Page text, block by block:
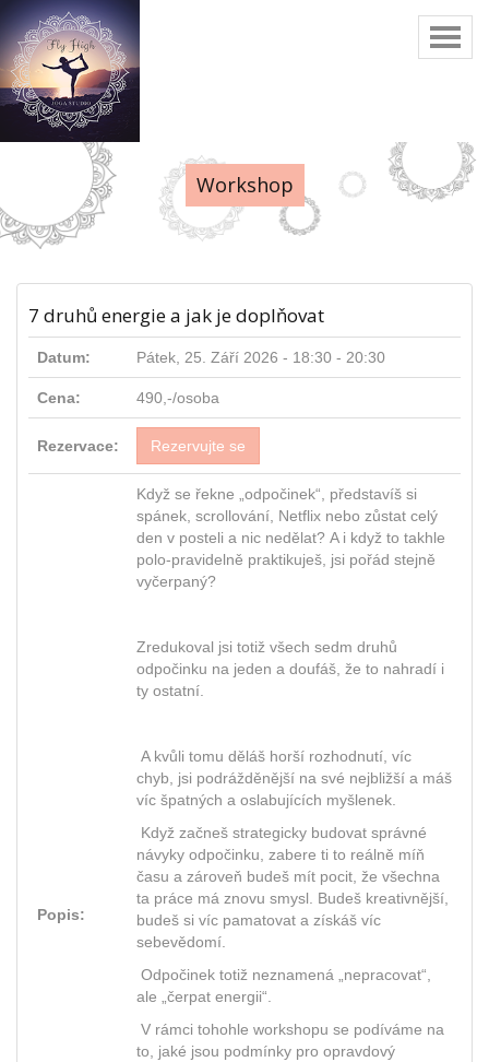
Toggle
Workshop
7 druhů energie a jak je doplňovat
Datum: Pátek, 25. Září 2026 - 18:30 - 20:30
Cena: 490,-/osoba
Rezervace: Rezervujte se
Popis:
Když se řekne „odpočinek“, představíš si
spánek, scrollování, Netflix nebo zůstat celý
den v posteli a nic nedělat? A i když to takhle
polo-pravidelně praktikuješ, jsi pořád stejně
vyčerpaný?
Zredukoval jsi totiž všech sedm druhů
odpočinku na jeden a doufáš, že to nahradí i
ty ostatní.
A kvůli tomu děláš horší rozhodnutí, víc
chyb, jsi podrážděnější na své nejbližší a máš
víc špatných a oslabujících myšlenek.
Když začneš strategicky budovat správné
návyky odpočinku, zabere ti to reálně míň
času a zároveň budeš mít pocit, že všechna
ta práce má znovu smysl. Budeš kreativnější,
budeš si víc pamatovat a získáš víc
sebevědomí.
Odpočinek totiž neznamená „nepracovat“,
ale „čerpat energii“.
V rámci tohohle workshopu se podíváme na
to, jaké jsou podmínky pro opravdový